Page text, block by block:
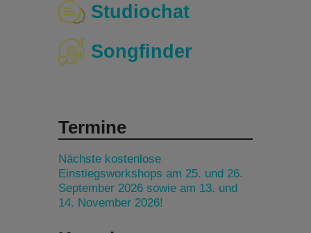
Studiochat
Songfinder
Termine
Nächste kostenlose
Einstiegsworkshops am 25. und 26.
September 2026 sowie am 13. und
14. November 2026!